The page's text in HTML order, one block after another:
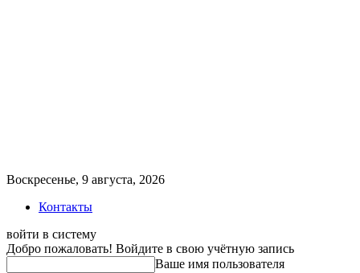
Воскресенье, 9 августа, 2026
Контакты
войти в систему
Добро пожаловать! Войдите в свою учётную запись
Ваше имя пользователя